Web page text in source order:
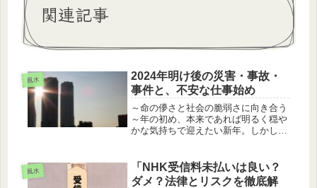
関連記事
風水
2024年明け後の災害・事故・
事件と、不安な仕事始め
～命の儚さと社会の脆弱さに向き合う
～年の初め、本来であれば明るく穏や
かな気持ちで迎えたい新年。しかし、
が深い衝撃と不安に包まれるスタート
となりました。本記事では、正月三...
風水
「NHK受信料未払いは良い？
ダメ？法律とリスクを徹底解